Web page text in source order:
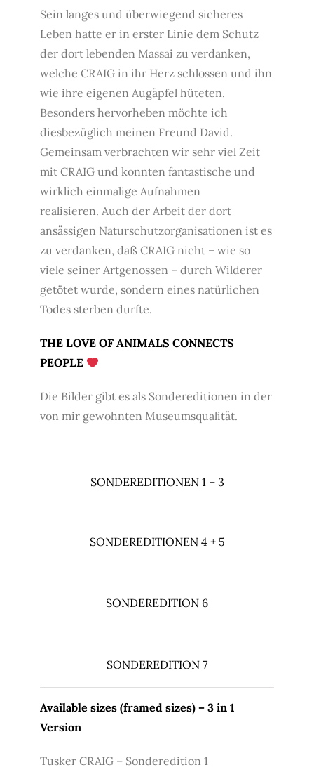
Sein langes und überwiegend sicheres
Leben hatte er in erster Linie dem Schutz
der dort lebenden Massai zu verdanken,
welche CRAIG in ihr Herz schlossen und ihn
wie ihre eigenen Augäpfel hüteten.
Besonders hervorheben möchte ich
diesbezüglich meinen Freund David.
Gemeinsam verbrachten wir sehr viel Zeit
mit CRAIG und konnten fantastische und
wirklich einmalige Aufnahmen
realisieren. Auch der Arbeit der dort
ansässigen Naturschutzorganisationen ist es
zu verdanken, daß CRAIG nicht – wie so
viele seiner Artgenossen – durch Wilderer
getötet wurde, sondern eines natürlichen
Todes sterben durfte.
THE LOVE OF ANIMALS CONNECTS
PEOPLE
Die Bilder gibt es als Sondereditionen in der
von mir gewohnten Museumsqualität.
SONDEREDITIONEN 1 – 3
SONDEREDITIONEN 4 + 5
SONDEREDITION 6
SONDEREDITION 7
Available sizes (framed sizes) – 3 in 1
Version
Tusker CRAIG – Sonderedition 1